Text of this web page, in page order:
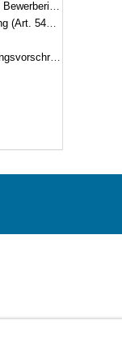
(Art. 52–53)
54–65)
(Art. 67–71)